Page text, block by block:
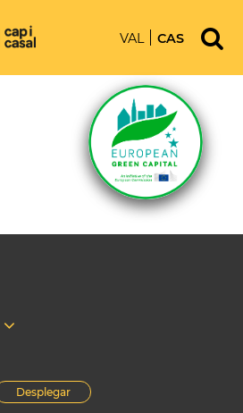
VAL CAS
Desplegar